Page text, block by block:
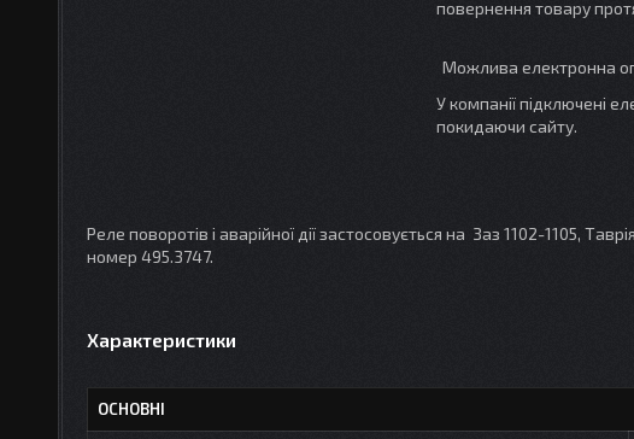
повернення товару
У компанії підключені
покидаючи сайту.
Реле поворотів і аварійної дії застосовується на Заз 1102-1105,
номер 495.3747.
Характеристики
ОСНОВНІ